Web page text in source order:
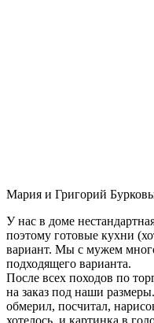
Мария и Григорий
У нас в доме
поэтому готовые кухни
вариант. Мы с мужем
подходящего варианта.
После всех походов по
на заказ под наши
обмерил, посчитал,
хотелось, и картинка в